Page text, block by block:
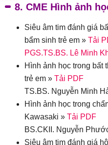
8. CME Hình ảnh
Siêu âm tim đánh giá
bẩm sinh trẻ em » Tải
PGS.TS.BS. Lê Minh
Hình ảnh học trong bất
trẻ em » Tải PDF
TS.BS. Nguyễn Minh
Hình ảnh học trong
Kawasaki » Tải PDF
BS.CKII. Nguyễn
Siêu âm tim đánh giá